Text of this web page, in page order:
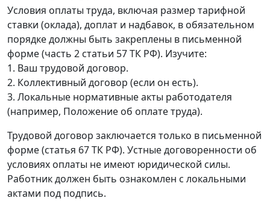
Условия оплаты труда, включая размер тарифной
ставки (оклада), доплат и надбавок, в обязательном
порядке должны быть закреплены в письменной
форме (часть 2 статьи 57 ТК РФ). Изучите:
1. Ваш трудовой договор.
2. Коллективный договор (если он есть).
3. Локальные нормативные акты работодателя
(например, Положение об оплате труда).
Трудовой договор заключается только в письменной
форме (статья 67 ТК РФ). Устные договоренности об
условиях оплаты не имеют юридической силы.
Работник должен быть ознакомлен с локальными
актами под подпись.